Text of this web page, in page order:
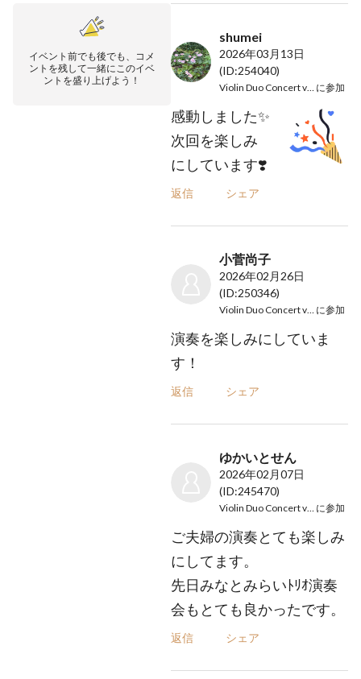
イベント前でも後でも、コメ
ントを残して一緒にこのイベ
ントを盛り上げよう！
shumei
2026年03月13日
(ID:254040)
Violin Duo Concert vol.1 に参加
感動しました✨
次回を楽しみ
にしています❣️
返信 シェア
小菅尚子
2026年02月26日
(ID:250346)
Violin Duo Concert vol.1 に参加
演奏を楽しみにしていま
す！
返信 シェア
ゆかいとせん
2026年02月07日
(ID:245470)
Violin Duo Concert vol.1 に参加
ご夫婦の演奏とても楽しみ
にしてます。
先日みなとみらいﾄﾘｵ演奏
会もとても良かったです。
返信 シェア